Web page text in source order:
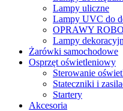
Lampy uliczne
Lampy UVC do
OPRAWY
Lampy
Żarówki samochodowe
Osprzęt oświetleniowy
Sterowanie
Stateczniki i
Startery
Akcesoria